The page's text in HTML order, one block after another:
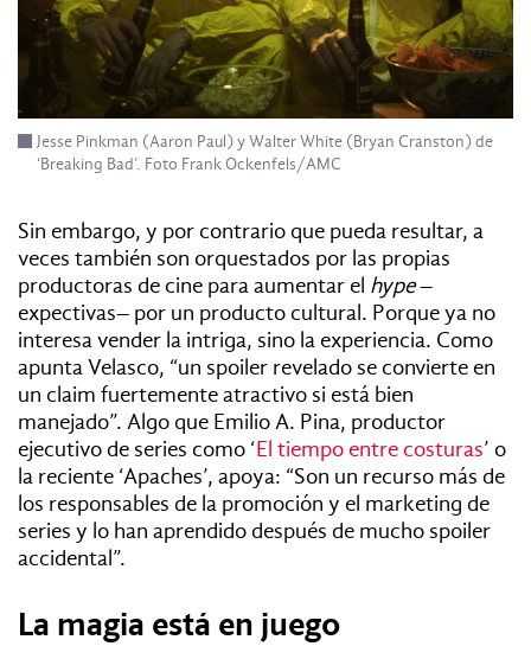
Jesse Pinkman (Aaron Paul) y Walter White (Bryan Cranston) de
‘Breaking Bad’. Foto Frank Ockenfels/AMC
Sin embargo, y por contrario que pueda resultar, a
veces también son orquestados por las propias
productoras de cine para aumentar el hype–
expectivas– por un producto cultural. Porque ya no
interesa vender la intriga, sino la experiencia. Como
apunta Velasco, “un spoiler revelado se convierte en
un claim fuertemente atractivo si está bien
manejado”. Algo que Emilio A. Pina, productor
ejecutivo de series como ‘El tiempo entre costuras’ o
la reciente ‘Apaches’, apoya: “Son un recurso más de
los responsables de la promoción y el marketing de
series y lo han aprendido después de mucho spoiler
accidental”.
La magia está en juego